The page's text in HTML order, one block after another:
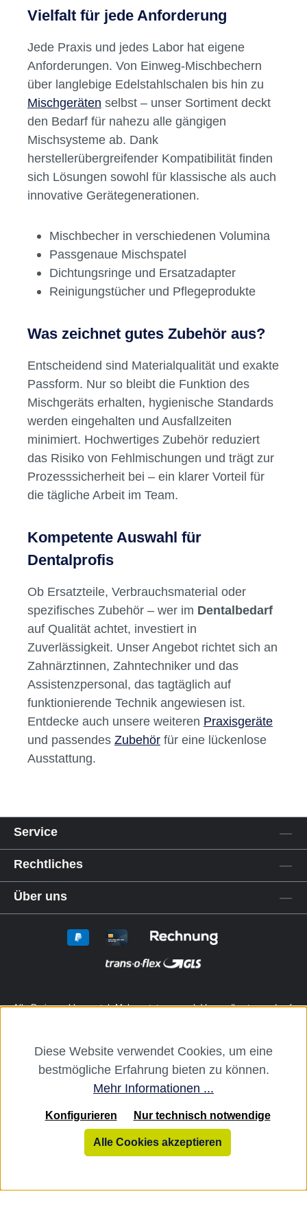
Vielfalt für jede Anforderung
Jede Praxis und jedes Labor hat eigene
Anforderungen. Von Einweg-Mischbechern
über langlebige Edelstahlschalen bis hin zu
Mischgeräten selbst – unser Sortiment deckt
den Bedarf für nahezu alle gängigen
Mischsysteme ab. Dank
herstellerübergreifender Kompatibilität finden
sich Lösungen sowohl für klassische als auch
innovative Gerätegenerationen.
Mischbecher in verschiedenen Volumina
Passgenaue Mischspatel
Dichtungsringe und Ersatzadapter
Reinigungstücher und Pflegeprodukte
Was zeichnet gutes Zubehör aus?
Entscheidend sind Materialqualität und exakte
Passform. Nur so bleibt die Funktion des
Mischgeräts erhalten, hygienische Standards
werden eingehalten und Ausfallzeiten
minimiert. Hochwertiges Zubehör reduziert
das Risiko von Fehlmischungen und trägt zur
Prozesssicherheit bei – ein klarer Vorteil für
die tägliche Arbeit im Team.
Kompetente Auswahl für
Dentalprofis
Ob Ersatzteile, Verbrauchsmaterial oder
spezifisches Zubehör – wer im Dentalbedarf
auf Qualität achtet, investiert in
Zuverlässigkeit. Unser Angebot richtet sich an
Zahnärztinnen, Zahntechniker und das
Assistenzpersonal, das tagtäglich auf
funktionierende Technik angewiesen ist.
Entdecke auch unsere weiteren Praxisgeräte
und passendes Zubehör für eine lückenlose
Ausstattung.
Service
Rechtliches
Über uns
Alle Preise exkl. gesetzl. Mehrwertsteuer zzgl.Versandkostenund ggf.
Die dentalkiosk.de Onlinehandelsplattform richtet sich ausschließlich
an Zahnarztpraxen und zahntechnische Labore. Ein Verkauf an
Verbraucher, Privatpersonen oder Drittanbieter i. S. v. § 13 BGB sowie
an branchenfremde Unternehmen ist ausgeschlossen.
dentalkiosk.de
Diese Website verwendet Cookies, um eine
bestmögliche Erfahrung bieten zu können.
Mehr Informationen ...
Nur technisch notwendige
Konfigurieren
Alle Cookies akzeptieren